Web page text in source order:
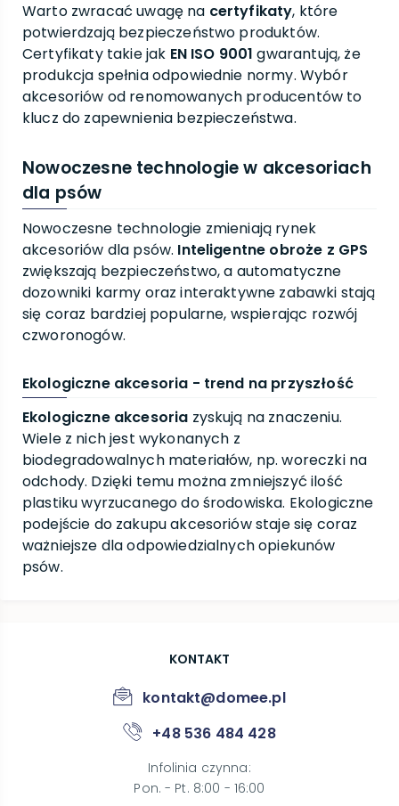
Warto zwracać uwagę na certyfikaty, które
potwierdzają bezpieczeństwo produktów.
Certyfikaty takie jak EN ISO 9001 gwarantują, że
produkcja spełnia odpowiednie normy. Wybór
akcesoriów od renomowanych producentów to
klucz do zapewnienia bezpieczeństwa.
Nowoczesne technologie w akcesoriach
dla psów
Nowoczesne technologie zmieniają rynek
akcesoriów dla psów. Inteligentne obroże z GPS
zwiększają bezpieczeństwo, a automatyczne
dozowniki karmy oraz interaktywne zabawki stają
się coraz bardziej popularne, wspierając rozwój
czworonogów.
Ekologiczne akcesoria - trend na przyszłość
Ekologiczne akcesoria zyskują na znaczeniu.
Wiele z nich jest wykonanych z
biodegradowalnych materiałów, np. woreczki na
odchody. Dzięki temu można zmniejszyć ilość
plastiku wyrzucanego do środowiska. Ekologiczne
podejście do zakupu akcesoriów staje się coraz
ważniejsze dla odpowiedzialnych opiekunów
psów.
KONTAKT
kontakt@domee.pl
+48 536 484 428
Infolinia czynna:
Pon. - Pt. 8:00 - 16:00